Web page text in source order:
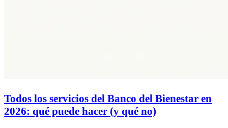
Todos los servicios del Banco del Bienestar en
2026: qué puede hacer (y qué no)